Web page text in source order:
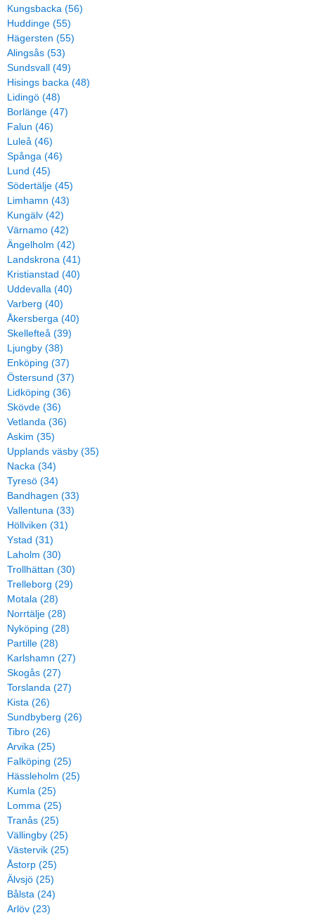
Kungsbacka (56)
Huddinge (55)
Hägersten (55)
Alingsås (53)
Sundsvall (49)
Hisings backa (48)
Lidingö (48)
Borlänge (47)
Falun (46)
Luleå (46)
Spånga (46)
Lund (45)
Södertälje (45)
Limhamn (43)
Kungälv (42)
Värnamo (42)
Ängelholm (42)
Landskrona (41)
Kristianstad (40)
Uddevalla (40)
Varberg (40)
Åkersberga (40)
Skellefteå (39)
Ljungby (38)
Enköping (37)
Östersund (37)
Lidköping (36)
Skövde (36)
Vetlanda (36)
Askim (35)
Upplands väsby (35)
Nacka (34)
Tyresö (34)
Bandhagen (33)
Vallentuna (33)
Höllviken (31)
Ystad (31)
Laholm (30)
Trollhättan (30)
Trelleborg (29)
Motala (28)
Norrtälje (28)
Nyköping (28)
Partille (28)
Karlshamn (27)
Skogås (27)
Torslanda (27)
Kista (26)
Sundbyberg (26)
Tibro (26)
Arvika (25)
Falköping (25)
Hässleholm (25)
Kumla (25)
Lomma (25)
Tranås (25)
Vällingby (25)
Västervik (25)
Åstorp (25)
Älvsjö (25)
Bålsta (24)
Arlöv (23)